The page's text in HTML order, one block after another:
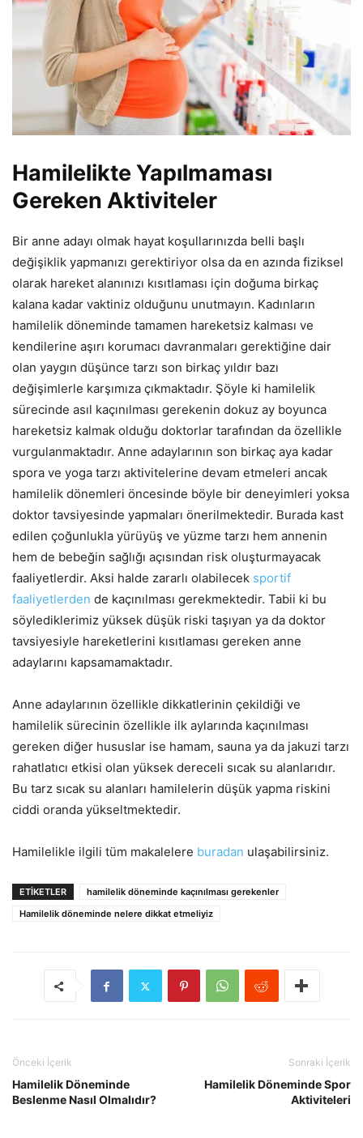
Hamilelikte Yapılmaması
Gereken Aktiviteler
Bir anne adayı olmak hayat koşullarınızda belli başlı
değişiklik yapmanızı gerektiriyor olsa da en azında fiziksel
olarak hareket alanınızı kısıtlaması için doğuma birkaç
kalana kadar vaktiniz olduğunu unutmayın. Kadınların
hamilelik döneminde tamamen hareketsiz kalması ve
kendilerine aşırı korumacı davranmaları gerektiğine dair
olan yaygın düşünce tarzı son birkaç yıldır bazı
değişimlerle karşımıza çıkmaktadır. Şöyle ki hamilelik
sürecinde asıl kaçınılması gerekenin dokuz ay boyunca
hareketsiz kalmak olduğu doktorlar tarafından da özellikle
vurgulanmaktadır. Anne adaylarının son birkaç aya kadar
spora ve yoga tarzı aktivitelerine devam etmeleri ancak
hamilelik dönemleri öncesinde böyle bir deneyimleri yoksa
doktor tavsiyesinde yapmaları önerilmektedir. Burada kast
edilen çoğunlukla yürüyüş ve yüzme tarzı hem annenin
hem de bebeğin sağlığı açısından risk oluşturmayacak
faaliyetlerdir. Aksi halde zararlı olabilecek sportif
faaliyetlerden de kaçınılması gerekmektedir. Tabii ki bu
söylediklerimiz yüksek düşük riski taşıyan ya da doktor
tavsiyesiyle hareketlerini kısıtlaması gereken anne
adaylarını kapsamamaktadır.
Anne adaylarının özellikle dikkatlerinin çekildiği ve
hamilelik sürecinin özellikle ilk aylarında kaçınılması
gereken diğer hususlar ise hamam, sauna ya da jakuzi tarzı
rahatlatıcı etkisi olan yüksek dereceli sıcak su alanlarıdır.
Bu tarz sıcak su alanları hamilelerin düşük yapma riskini
ciddi oranda yükseltmektedir.
Hamilelikle ilgili tüm makalelere buradan ulaşabilirsiniz.
ETIKETLER
hamilelik döneminde kaçınılması gerekenler
Hamilelik döneminde nelere dikkat etmeliyiz
Önceki İçerik
Hamilelik Döneminde
Beslenme Nasıl Olmalıdır?
Sonraki İçerik
Hamilelik Döneminde Spor
Aktiviteleri